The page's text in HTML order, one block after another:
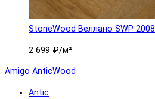
StoneWood Веллано SWP 2008
2 699 ₽/м²
Amigo AnticWood
Antic